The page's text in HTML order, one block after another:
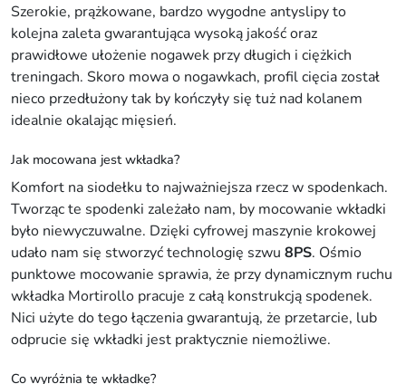
y
a
n
t
y
s
i
p
y
)
Szerokie, prążkowane, bardzo wygodne antyslipy to
kolejna zaleta gwarantująca wysoką jakość oraz
prawidłowe ułożenie nogawek przy długich i ciężkich
treningach. Skoro mowa o nogawkach, profil cięcia został
nieco przedłużony tak by kończyły się tuż nad kolanem
idealnie okalając mięsień.
Jak mocowana jest wkładka?
Komfort na siodełku to najważniejsza rzecz w spodenkach.
Tworząc te spodenki zależało nam, by mocowanie wkładki
było niewyczuwalne. Dzięki cyfrowej maszynie krokowej
udało nam się stworzyć technologię szwu 8PS. Ośmio
punktowe mocowanie sprawia, że przy dynamicznym ruchu
wkładka Mortirollo pracuje z całą konstrukcją spodenek.
Nici użyte do tego łączenia gwarantują, że przetarcie, lub
odprucie się wkładki jest praktycznie niemożliwe.
Co wyróżnia tę wkładkę?